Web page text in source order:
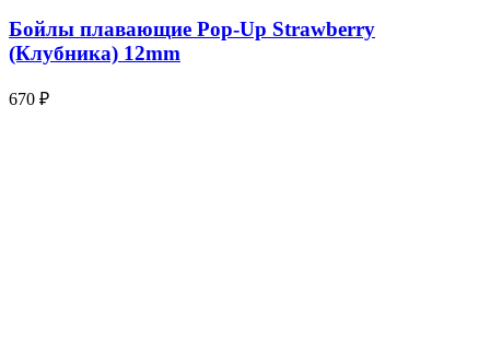
Бойлы плавающие Pop-Up Strawberry
(Клубника) 12mm
670 ₽